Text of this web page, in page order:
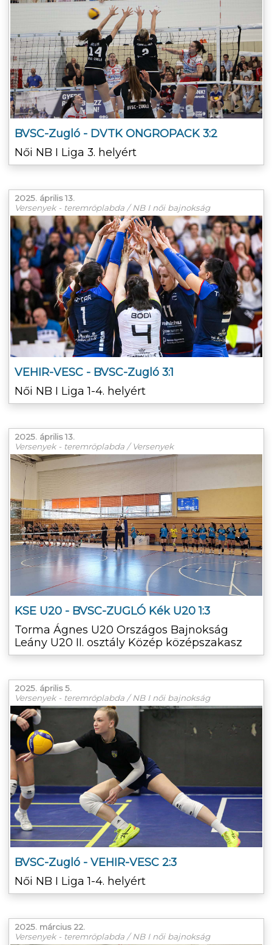
BVSC-Zugló - DVTK ONGROPACK 3:2
Női NB I Liga 3. helyért
2025. április 13.
Versenyek - teremröplabda / NB I női bajnokság
VEHIR-VESC - BVSC-Zugló 3:1
Női NB I Liga 1-4. helyért
2025. április 13.
Versenyek - teremröplabda / Versenyek
KSE U20 - BVSC-ZUGLÓ Kék U20 1:3
Torma Ágnes U20 Országos Bajnokság
Leány U20 II. osztály Közép középszakasz
2025. április 5.
Versenyek - teremröplabda / NB I női bajnokság
BVSC-Zugló - VEHIR-VESC 2:3
Női NB I Liga 1-4. helyért
2025. március 22.
Versenyek - teremröplabda / NB I női bajnokság